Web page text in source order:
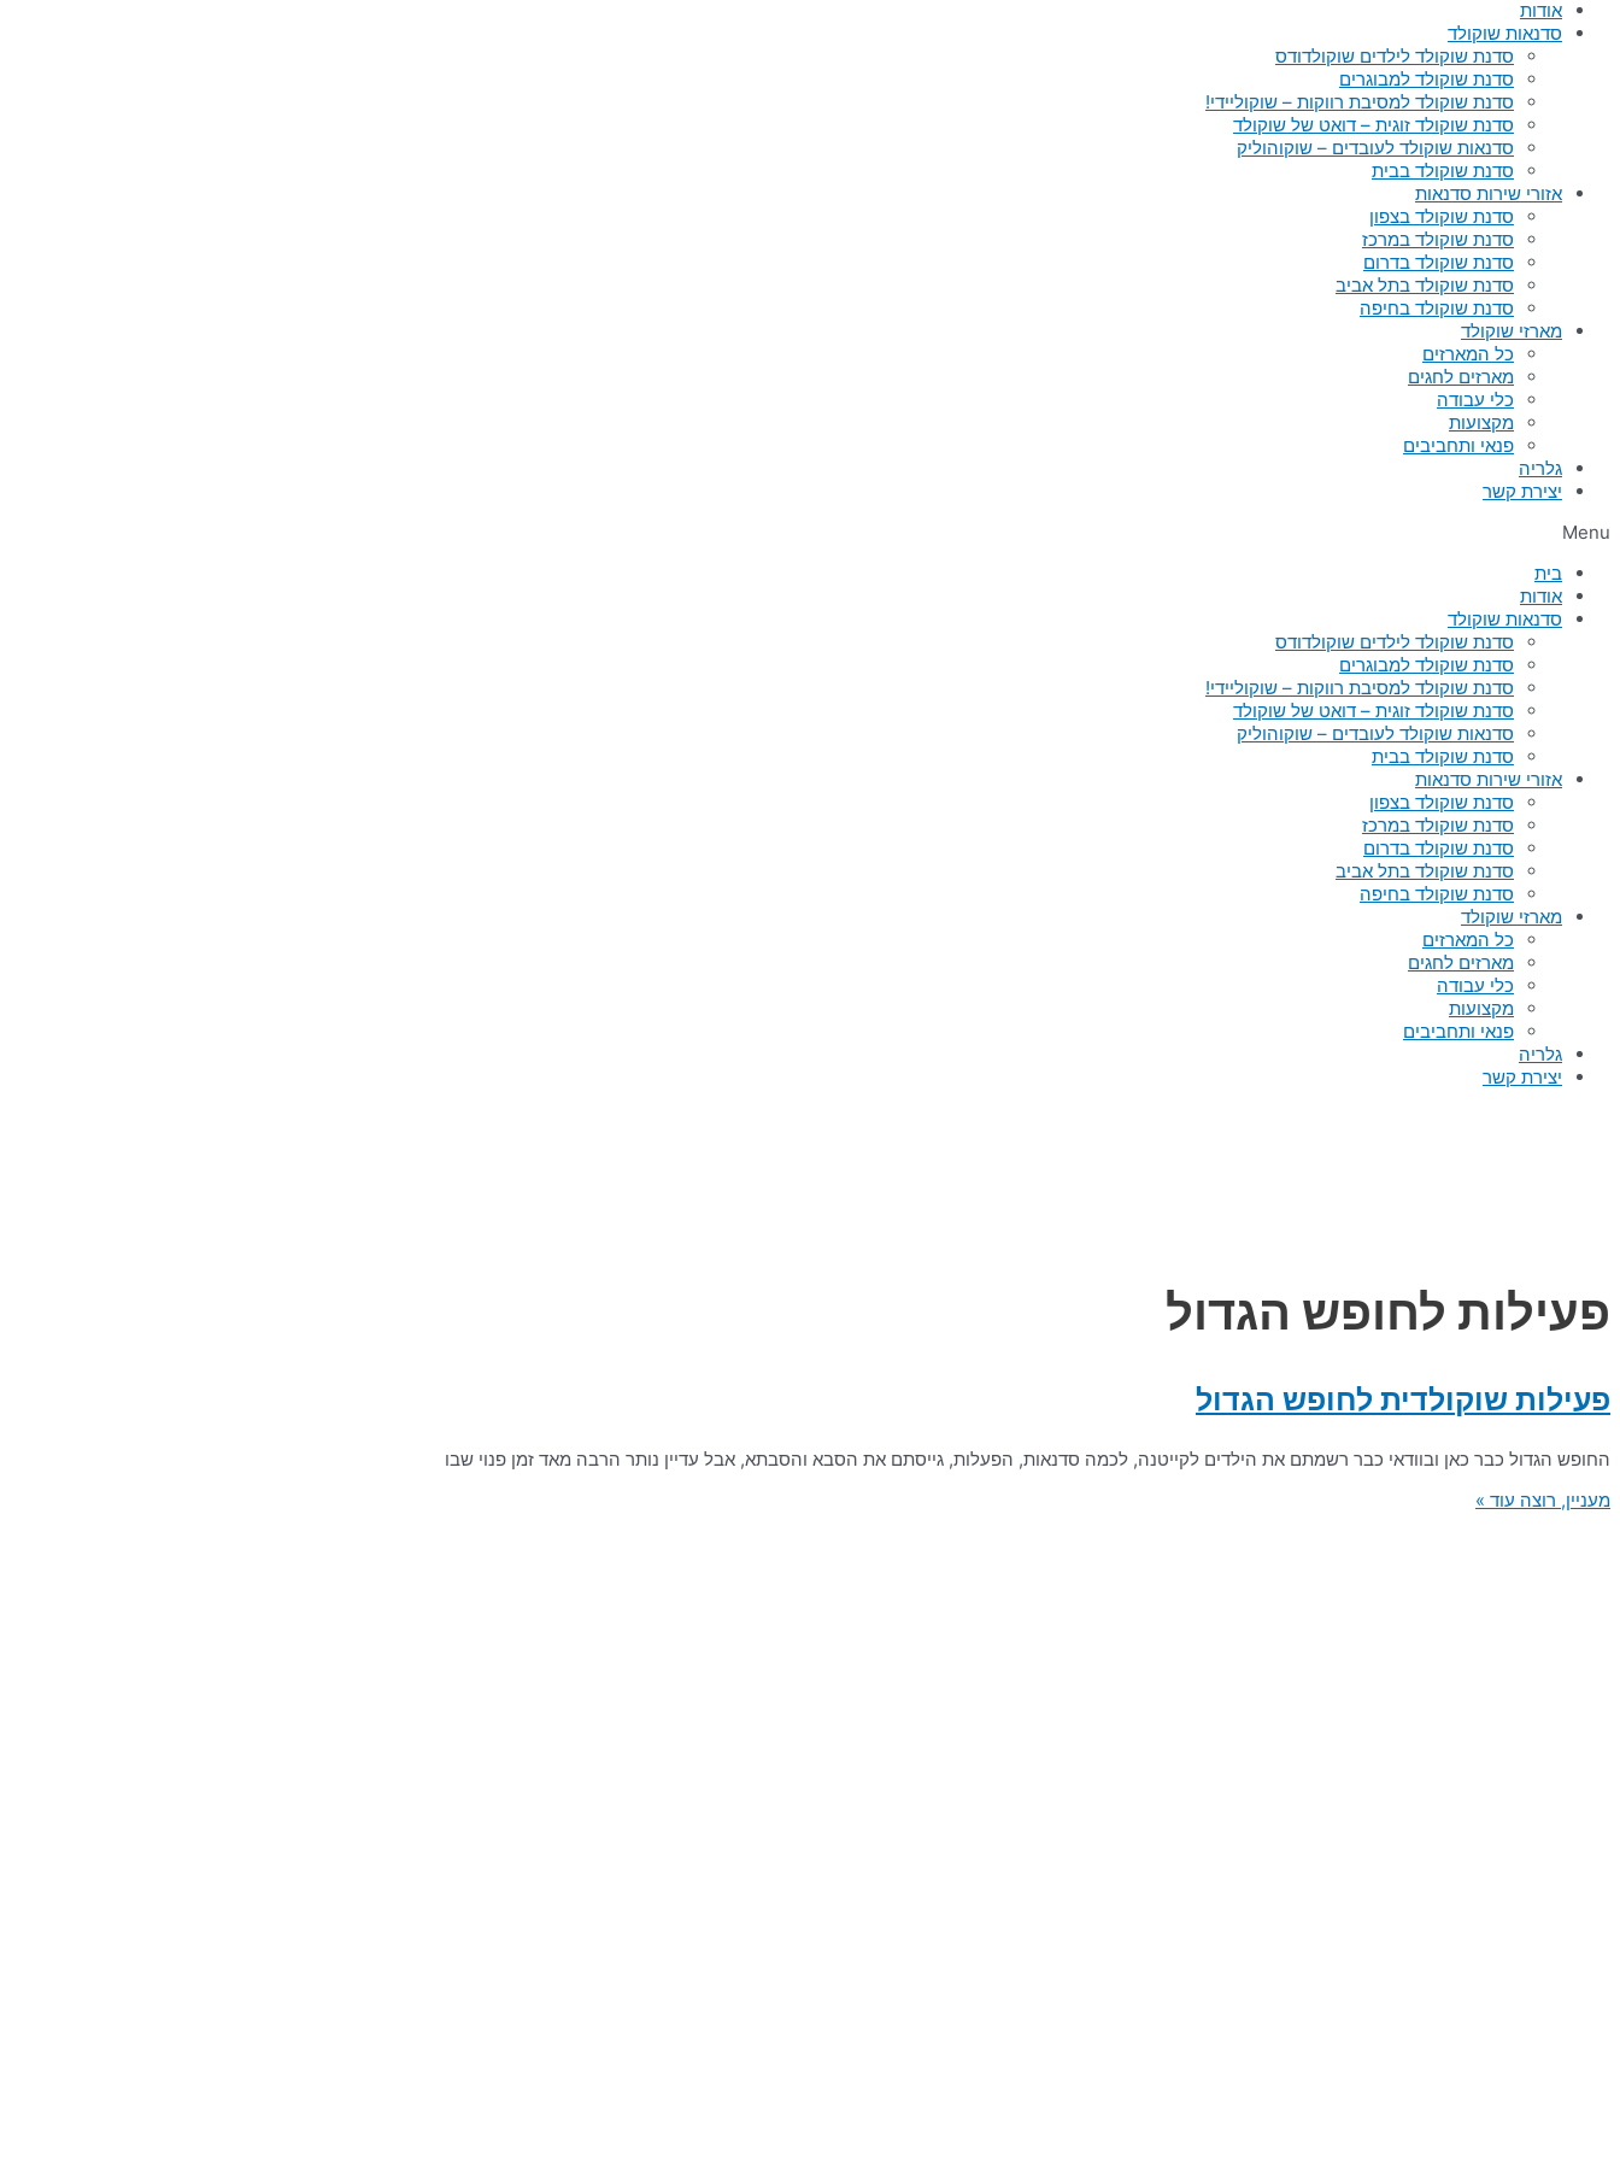
אודות
סדנאות שוקולד
סדנת שוקולד לילדים שוקולדודס
סדנת שוקולד למבוגרים
סדנת שוקולד למסיבת רווקות – שוקוליידי!
סדנת שוקולד זוגית – דואט של שוקולד
סדנאות שוקולד לעובדים – שוקוהוליק
סדנת שוקולד בבית
אזורי שירות סדנאות
סדנת שוקולד בצפון
סדנת שוקולד במרכז
סדנת שוקולד בדרום
סדנת שוקולד בתל אביב
סדנת שוקולד בחיפה
מארזי שוקולד
כל המארזים
מארזים לחגים
כלי עבודה
מקצועות
פנאי ותחביבים
גלריה
יצירת קשר
Menu
בית
אודות
סדנאות שוקולד
סדנת שוקולד לילדים שוקולדודס
סדנת שוקולד למבוגרים
סדנת שוקולד למסיבת רווקות – שוקוליידי!
סדנת שוקולד זוגית – דואט של שוקולד
סדנאות שוקולד לעובדים – שוקוהוליק
סדנת שוקולד בבית
אזורי שירות סדנאות
סדנת שוקולד בצפון
סדנת שוקולד במרכז
סדנת שוקולד בדרום
סדנת שוקולד בתל אביב
סדנת שוקולד בחיפה
מארזי שוקולד
כל המארזים
מארזים לחגים
כלי עבודה
מקצועות
פנאי ותחביבים
גלריה
יצירת קשר
פעילות לחופש הגדול
פעילות שוקולדית לחופש הגדול
החופש הגדול כבר כאן ובוודאי כבר רשמתם את הילדים לקייטנה, לכמה סדנאות, הפעלות, גייסתם את הסבא והסבתא, אבל עדיין נותר הרבה מאד זמן פנוי שבו
מעניין, רוצה עוד »